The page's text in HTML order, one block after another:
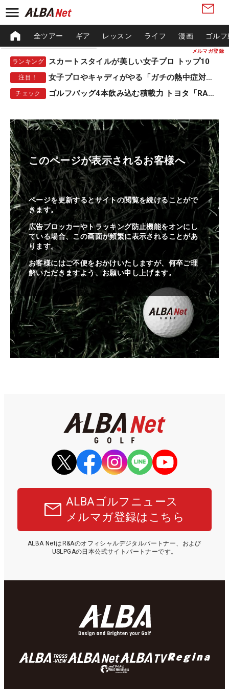
メルマガ登録
全ツアー ギア レッスン ライフ 漫画 ゴル
ランキング スカートスタイルが美しい女子プロ トップ10
注目！ 女子プロやキャディがやる「ガチの熱中症対策」
チェック ゴルフバッグ4本飲み込む積載力 トヨタ「RAV4」
このページが表示されるお客様へ
ページを更新するとサイトの閲覧を続けることがで
きます。
広告ブロッカーやトラッキング防止機能をオンにし
ている場合、この画面が頻繁に表示されることがあ
ります。
お客様にはご不便をおかけいたしますが、何卒ご理
解いただきますよう、お願い申し上げます。
ALBAゴルフニュース
メルマガ登録はこちら
ALBA NetはR&Aのオフィシャルデジタルパートナー、および
USLPGAの日本公式サイトパートナーです。